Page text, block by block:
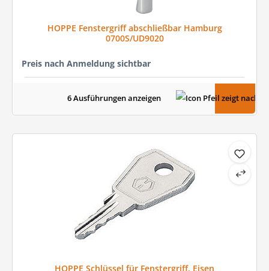
HOPPE Fenstergriff abschließbar Hamburg
0700S/UD9020
Preis nach Anmeldung sichtbar
6 Ausführungen anzeigen
HOPPE Schlüssel für Fenstergriff, Eisen